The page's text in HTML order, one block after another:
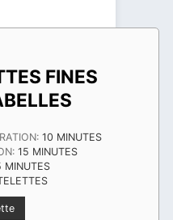
FINES
10 MINUTES
MINUTES
15 MINUTES
MINUTES
MINUTES
MINUTES